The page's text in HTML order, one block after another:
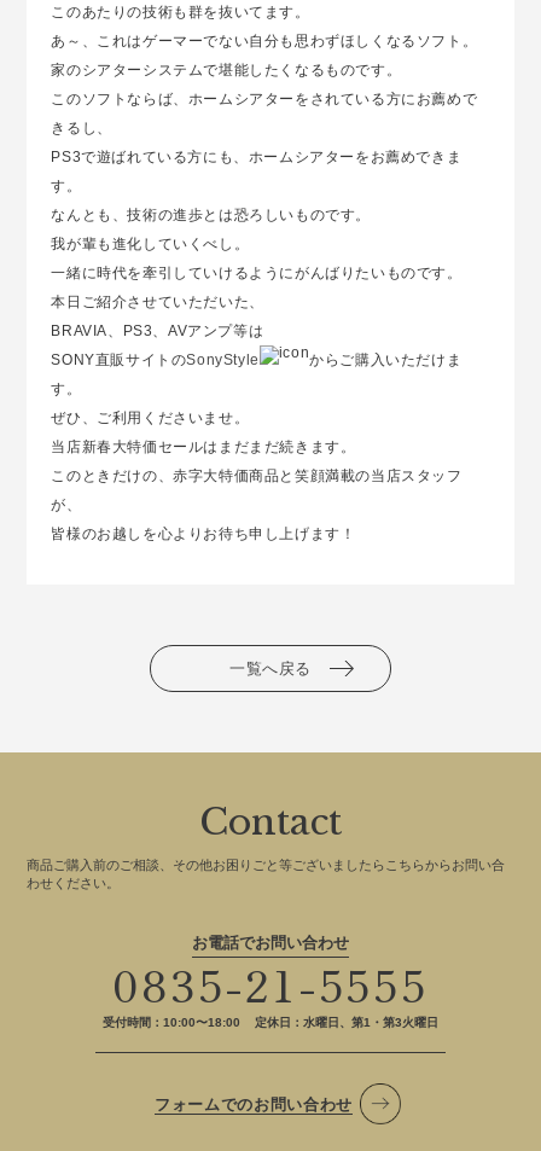
このあたりの技術も群を抜いてます。
あ～、これはゲーマーでない自分も思わずほしくなるソフト。
家のシアターシステムで堪能したくなるものです。
このソフトならば、ホームシアターをされている方にお薦めで
きるし、
PS3で遊ばれている方にも、ホームシアターをお薦めできま
す。
なんとも、技術の進歩とは恐ろしいものです。
我が輩も進化していくべし。
一緒に時代を牽引していけるようにがんばりたいものです。
本日ご紹介させていただいた、
BRAVIA、PS3、AVアンプ等は
SONY直販サイトのSonyStyle
からご購入いただけま
す。
ぜひ、ご利用くださいませ。
当店新春大特価セールはまだまだ続きます。
このときだけの、赤字大特価商品と笑顔満載の当店スタッフ
が、
皆様のお越しを心よりお待ち申し上げます！
一覧へ戻る
Contact
商品ご購入前のご相談、その他お困りごと等ございましたらこちらからお問い合
わせください。
お電話でお問い合わせ
0835-21-5555
受付時間：10:00〜18:00 定休日：水曜日、第1・第3火曜日
フォームでのお問い合わせ